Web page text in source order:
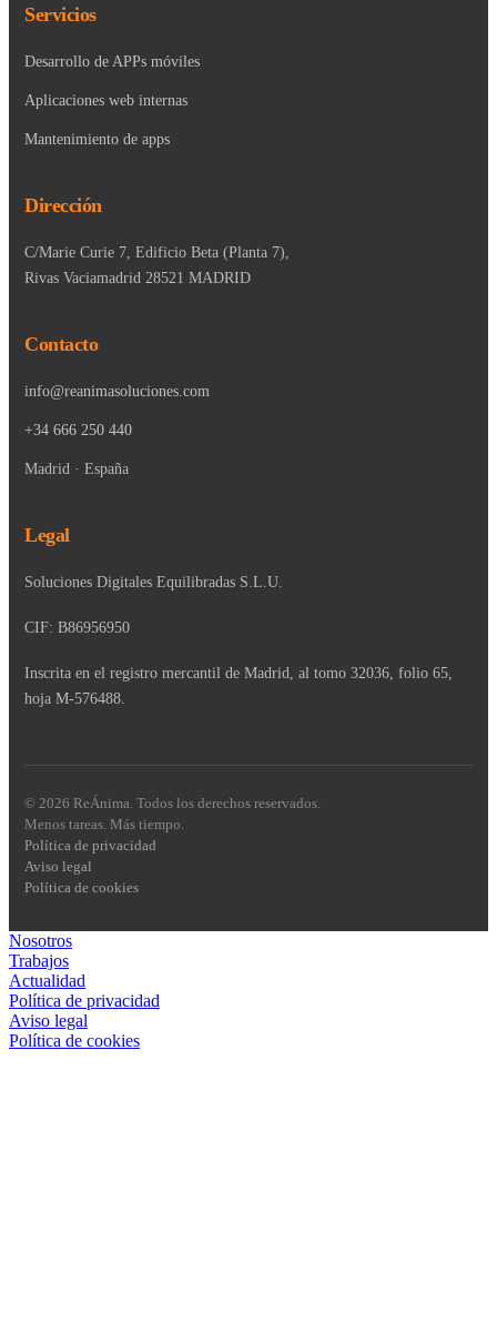
Servicios
Desarrollo de APPs móviles
Aplicaciones web internas
Mantenimiento de apps
Dirección
C/Marie Curie 7, Edificio Beta (Planta 7),
Rivas Vaciamadrid 28521 MADRID
Contacto
info@reanimasoluciones.com
+34 666 250 440
Madrid · España
Legal
Soluciones Digitales Equilibradas S.L.U.
CIF: B86956950
Inscrita en el registro mercantil de Madrid, al tomo 32036, folio 65,
hoja M-576488.
© 2026 ReÁnima. Todos los derechos reservados.
Menos tareas. Más tiempo.
Política de privacidad
Aviso legal
Política de cookies
Nosotros
Trabajos
Actualidad
Política de privacidad
Aviso legal
Política de cookies